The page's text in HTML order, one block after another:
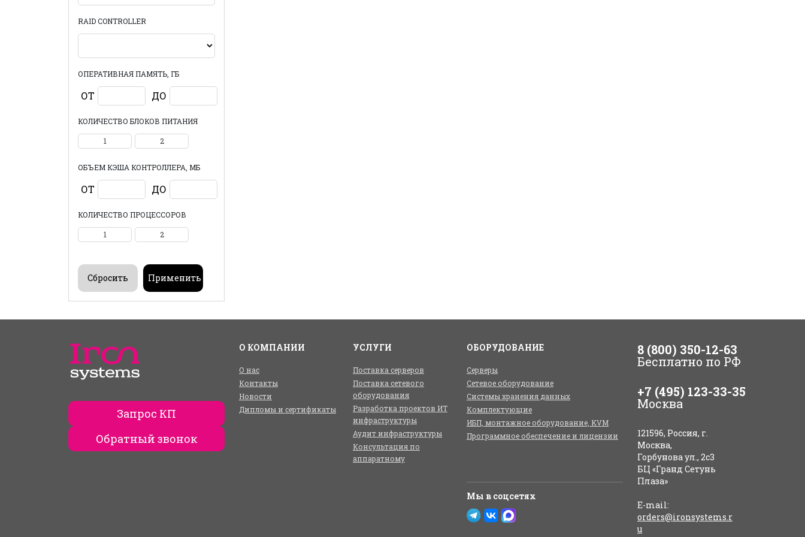
RAID CONTROLLER
ОПЕРАТИВНАЯ ПАМЯТЬ, ГБ
ОТ ДО
КОЛИЧЕСТВО БЛОКОВ ПИТАНИЯ
1 2
ОБЪЕМ КЭША КОНТРОЛЛЕРА, МБ
ОТ ДО
КОЛИЧЕСТВО ПРОЦЕССОРОВ
1 2
Запрос КП
Обратный звонок
О КОМПАНИИ
О нас
Контакты
Новости
Дипломы и сертификаты
УСЛУГИ
Поставка серверов
Поставка сетевого
оборудования
Разработка проектов ИТ
инфраструктуры
Аудит инфраструктуры
Консультация по
аппаратному
ОБОРУДОВАНИЕ
Серверы
Сетевое оборудование
Системы хранения данных
Комплектующие
ИБП, монтажное оборудование, KVM
Программное обеспечение и лицензии
Мы в соцсетях
8 (800) 350-12-63
Бесплатно по РФ
+7 (495) 123-33-35
Москва
121596, Россия, г.
Москва,
Горбунова ул., 2с3
БЦ «Гранд Сетунь
Плаза»
E-mail:
orders@ironsystems.r
u